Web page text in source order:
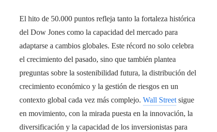
El hito de 50.000 puntos refleja tanto la fortaleza histórica
del Dow Jones como la capacidad del mercado para
adaptarse a cambios globales. Este récord no solo celebra
el crecimiento del pasado, sino que también plantea
preguntas sobre la sostenibilidad futura, la distribución del
crecimiento económico y la gestión de riesgos en un
contexto global cada vez más complejo. Wall Street sigue
en movimiento, con la mirada puesta en la innovación, la
diversificación y la capacidad de los inversionistas para